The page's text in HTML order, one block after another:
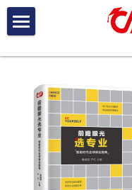
关 于 择 由
· 择 由 团 队
· 择 由 定 位
· 择 由 出 品
择 由 差 异
· 差 异 总 览
· 录 取 结 果
择 由 服 务
· 择 由 美 本
加 入 择 由